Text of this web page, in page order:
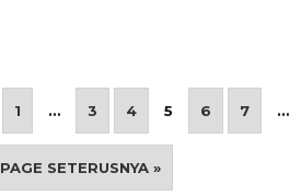
1 … 3 4 5 6 7 …
PAGE SETERUSNYA »